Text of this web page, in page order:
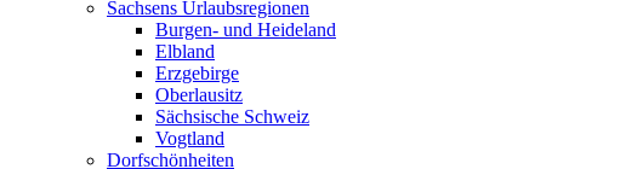
Sachsens Urlaubsregionen
Burgen- und Heideland
Elbland
Erzgebirge
Oberlausitz
Sächsische Schweiz
Vogtland
Dorfschönheiten